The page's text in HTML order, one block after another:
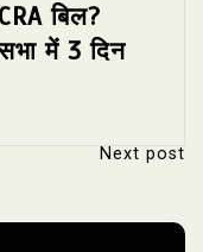
बिल?
में 3 दिन
Next post